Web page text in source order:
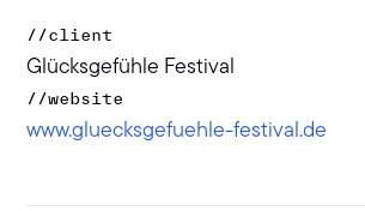
//client
Glücksgefühle Festival
//website
www.gluecksgefuehle-festival.de